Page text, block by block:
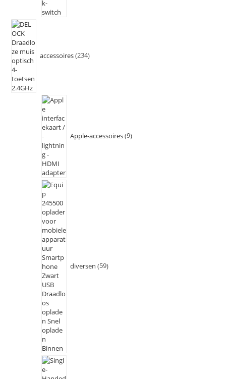
accessoires 234
Apple-accessoires 9
diversen 59